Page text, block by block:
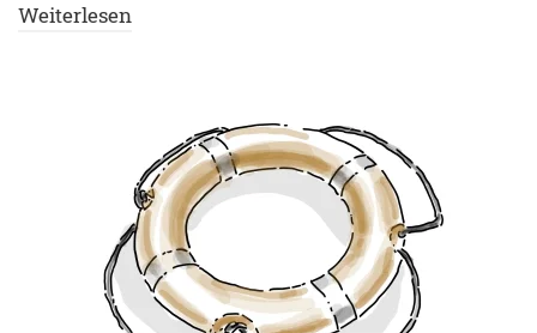
Weiterlesen